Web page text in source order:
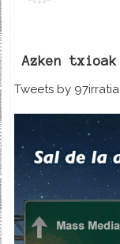
Azken txioak
Tweets by 97irratia